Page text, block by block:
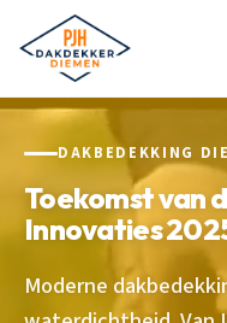
DAKBEDEKKING
Toekomst van
Innovaties
Moderne